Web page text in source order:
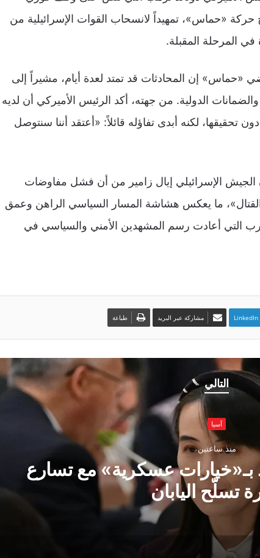
حركة «حماس»، تمهيداً لانسحاب القوات الإسرائيلية من
المرحلة المقبلة.
إن المحادثات قد تمتد لعدة أيام، مشيراً إلى
الدولية. من جهته، أكد الرئيس الأميركي أن لديه
لكنه أبدى تفاؤله قائلاً: «أعتقد أننا سنتوصل
الإسرائيلي إيال زامير من أن فشل مفاوضات
ما يعكس هشاشة المسار السياسي الراهن وعمق
التي أعادت رسم المشهدين الأمني والسياسي في
LinkedIn مشاركة عبر البريد طباعة
التالي
آسيا
منذ ساعتين
بـ«خيارات عسكرية» مع تسارع
تسلّح اليابان